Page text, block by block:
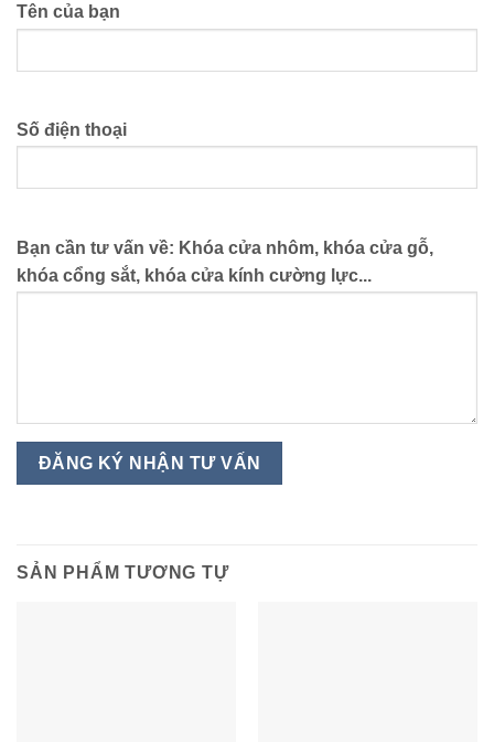
Tên của bạn
Số điện thoại
Bạn cần tư vấn về: Khóa cửa nhôm, khóa cửa gỗ,
khóa cổng sắt, khóa cửa kính cường lực...
SẢN PHẨM TƯƠNG TỰ